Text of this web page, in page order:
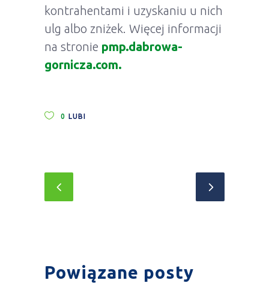
kontrahentami i uzyskaniu u nich
ulg albo zniżek. Więcej informacji
na stronie pmp.dabrowa-
gornicza.com.
0 LUBI
Powiązane posty